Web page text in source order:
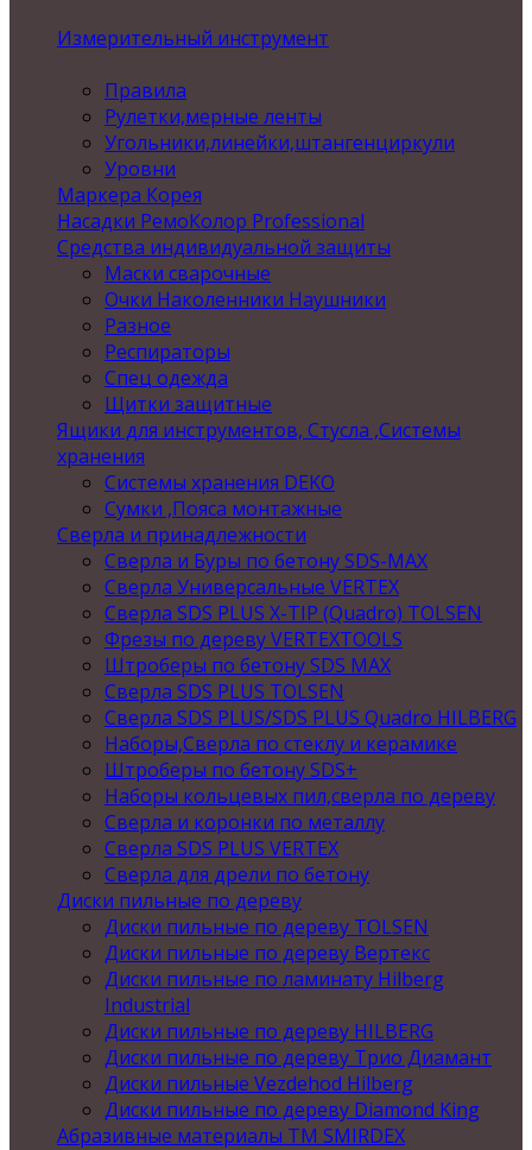
Измерительный инструмент
Правила
Рулетки,мерные ленты
Угольники,линейки,штангенциркули
Уровни
Маркера Корея
Насадки РемоКолор Professional
Средства индивидуальной защиты
Маски сварочные
Очки Наколенники Наушники
Разное
Респираторы
Спец одежда
Щитки защитные
Ящики для инструментов, Стусла ,Системы
хранения
Системы хранения DEKO
Сумки ,Пояса монтажные
Сверла и принадлежности
Сверла и Буры по бетону SDS-MAX
Сверла Универсальные VERTEX
Сверла SDS PLUS X-TIP (Quadro) TOLSEN
Фрезы по дереву VERTEXTOOLS
Штроберы по бетону SDS MAX
Сверла SDS PLUS TOLSEN
Сверла SDS PLUS/SDS PLUS Quadro HILBERG
Наборы,Сверла по стеклу и керамике
Штроберы по бетону SDS+
Наборы кольцевых пил,сверла по дереву
Сверла и коронки по металлу
Сверла SDS PLUS VERTEX
Сверла для дрели по бетону
Диски пильные по дереву
Диски пильные по дереву TOLSEN
Диски пильные по дереву Вертекс
Диски пильные по ламинату Hilberg
Industrial
Диски пильные по дереву HILBERG
Диски пильные по дереву Трио Диамант
Диски пильные Vezdehod Hilberg
Диски пильные по дереву Diamond King
Абразивные материалы ТМ SMIRDEX